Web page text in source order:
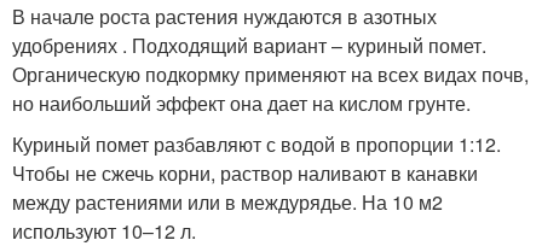
В начале роста растения нуждаются в азотных
удобрениях . Подходящий вариант – куриный помет.
Органическую подкормку применяют на всех видах почв,
но наибольший эффект она дает на кислом грунте.
Куриный помет разбавляют с водой в пропорции 1:12.
Чтобы не сжечь корни, раствор наливают в канавки
между растениями или в междурядье. На 10 м2
используют 10–12 л.